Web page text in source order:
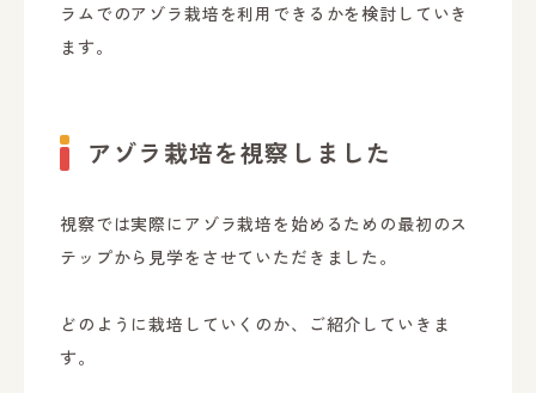
ラムでのアゾラ栽培を利用できるかを検討していき
ます。
アゾラ栽培を視察しました
視察では実際にアゾラ栽培を始めるための最初のス
テップから見学をさせていただきました。
どのように栽培していくのか、ご紹介していきま
す。